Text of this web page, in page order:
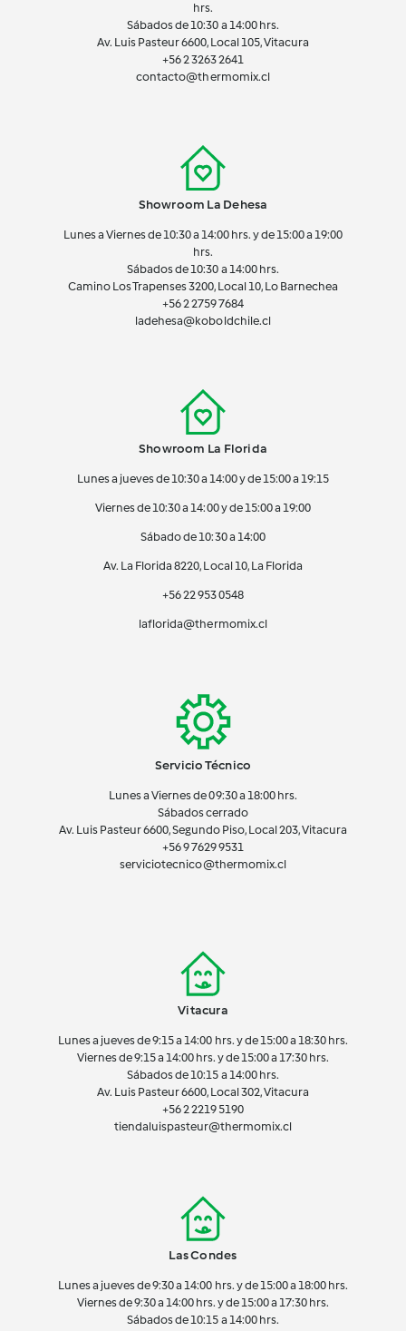
hrs.
Sábados de 10:30 a 14:00 hrs.
Av. Luis Pasteur 6600, Local 105, Vitacura
+56 2 3263 2641
contacto@thermomix.cl
Showroom La Dehesa
Lunes a Viernes de 10:30 a 14:00 hrs. y de 15:00 a 19:00
hrs.
Sábados de 10:30 a 14:00 hrs.
Camino Los Trapenses 3200, Local 10, Lo Barnechea
+56 22759 7684
ladehesa@koboldchile.cl
Showroom La Florida
Lunes a jueves de 10:30 a 14:00 y de 15:00 a 19:15
Viernes de 10:30 a 14:00 y de 15:00 a 19:00
Sábado de 10:30 a 14:00
Av. La Florida 8220, Local 10, La Florida
+56 22 953 0548
laflorida@thermomix.cl
Servicio Técnico
Lunes a Viernes de 09:30 a 18:00 hrs.
Sábados cerrado
Av. Luis Pasteur 6600, Segundo Piso, Local 203, Vitacura
+56 9 7629 9531
serviciotecnico@thermomix.cl
Vitacura
Lunes a jueves de 9:15 a 14:00 hrs. y de 15:00 a 18:30 hrs.
Viernes de 9:15 a 14:00 hrs. y de 15:00 a 17:30 hrs.
Sábados de 10:15 a 14:00 hrs.
Av. Luis Pasteur 6600, Local 302, Vitacura
+56 2 2219 5190
tiendaluispasteur@thermomix.cl
Las Condes
Lunes a jueves de 9:30 a 14:00 hrs. y de 15:00 a 18:00 hrs.
Viernes de 9:30 a 14:00 hrs. y de 15:00 a 17:30 hrs.
Sábados de 10:15 a 14:00 hrs.